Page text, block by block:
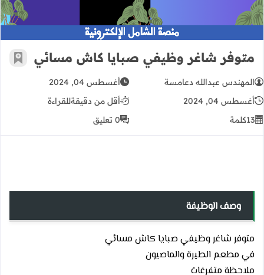
متوفر شاغر وظيفي صبايا كاش مسائي أضف
المهندس عبدالله دعامسة
أغسطس 04, 2024
أغسطس 04, 2024
أقل من دقيقةللقراءة
13كلمة 0 تعليق
وصف الوظيفة
متوفر شاغر وظيفي صبايا كاش مسائي
في مطعم الطيرة والماصيون
ملاحظة متفرغات